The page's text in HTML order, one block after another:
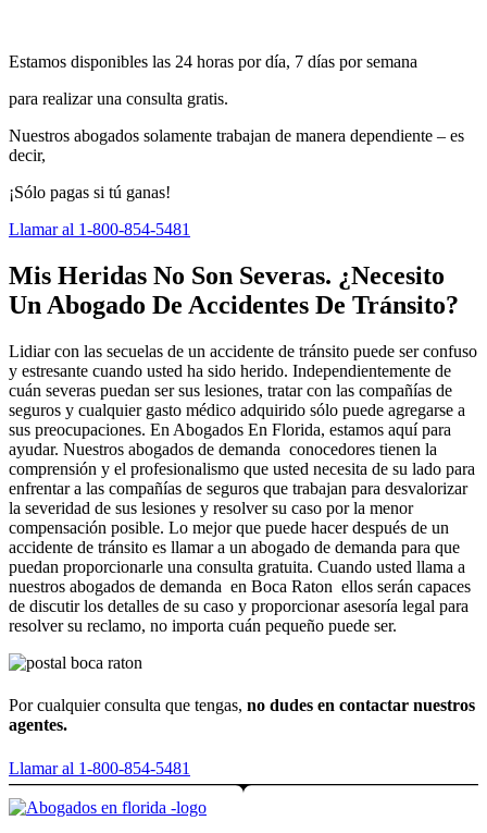
Estamos disponibles las 24 horas por día, 7 días por semana
para realizar una consulta gratis.
Nuestros abogados solamente trabajan de manera dependiente – es
decir,
¡Sólo pagas si tú ganas!
Llamar al 1-800-854-5481
Mis Heridas No Son Severas. ¿Necesito
Un Abogado De Accidentes De Tránsito?
Lidiar con las secuelas de un accidente de tránsito puede ser confuso
y estresante cuando usted ha sido herido. Independientemente de
cuán severas puedan ser sus lesiones, tratar con las compañías de
seguros y cualquier gasto médico adquirido sólo puede agregarse a
sus preocupaciones. En Abogados En Florida, estamos aquí para
ayudar. Nuestros abogados de demanda conocedores tienen la
comprensión y el profesionalismo que usted necesita de su lado para
enfrentar a las compañías de seguros que trabajan para desvalorizar
la severidad de sus lesiones y resolver su caso por la menor
compensación posible. Lo mejor que puede hacer después de un
accidente de tránsito es llamar a un abogado de demanda para que
puedan proporcionarle una consulta gratuita. Cuando usted llama a
nuestros abogados de demanda en Boca Raton ellos serán capaces
de discutir los detalles de su caso y proporcionar asesoría legal para
resolver su reclamo, no importa cuán pequeño puede ser.
Por cualquier consulta que tengas, no dudes en contactar nuestros
agentes.
Llamar al 1-800-854-5481